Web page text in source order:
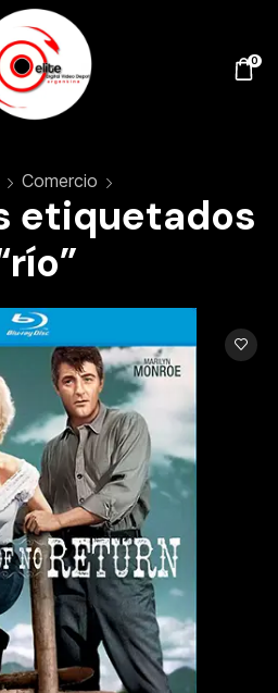
0
Comercio
etiquetados